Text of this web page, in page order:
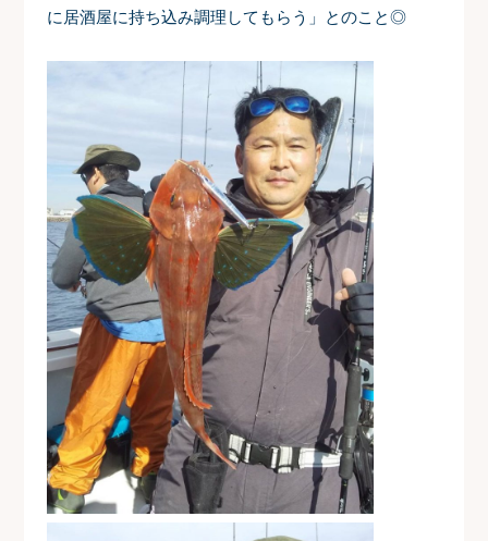
に居酒屋に持ち込み調理してもらう」とのこと◎